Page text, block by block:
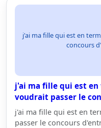
j'ai ma fille qui est en
concours
j'ai ma fille qui est en
voudrait passer le
j'ai ma fille qui est en
passer le concours